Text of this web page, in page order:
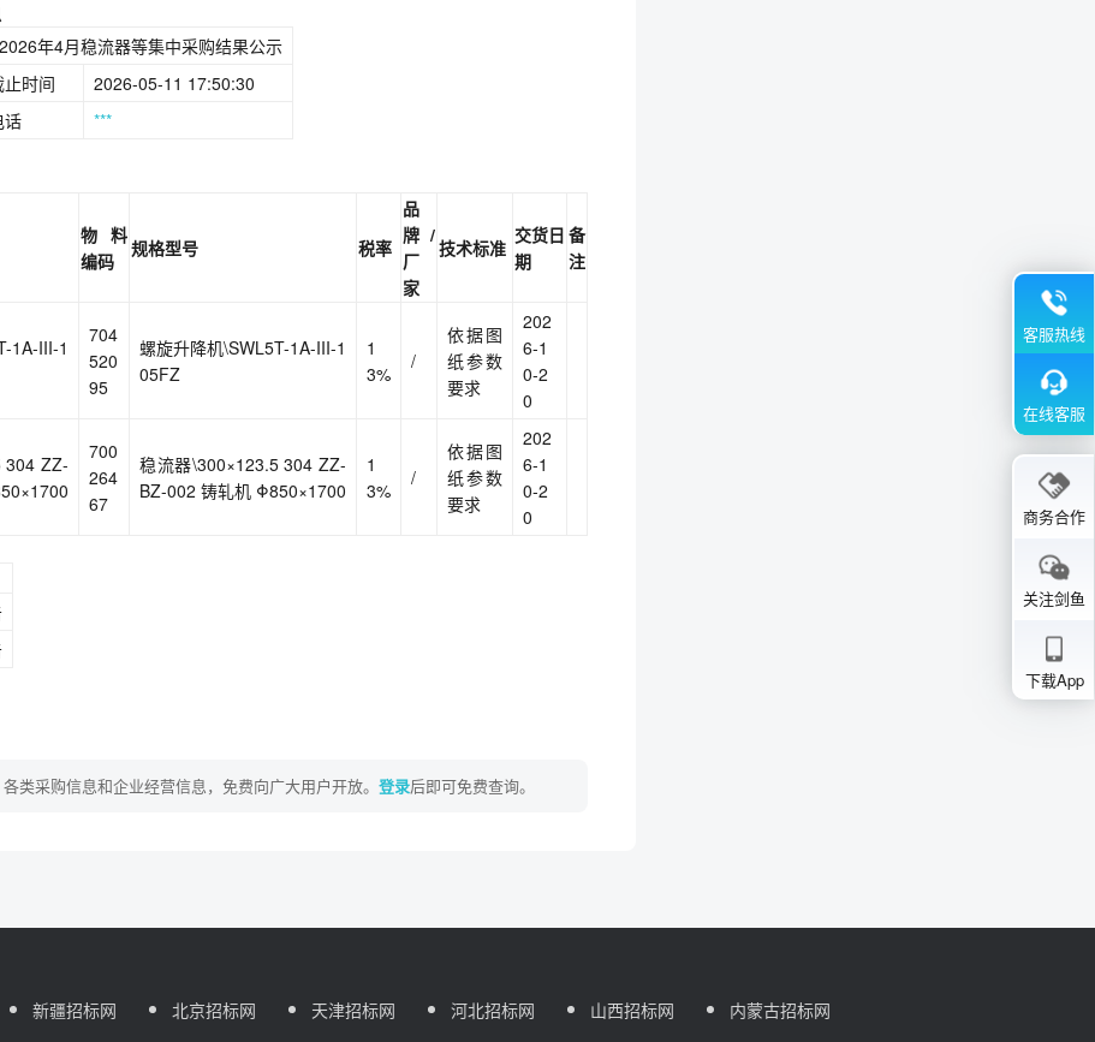
年4月稳流器等集中采购结果公示
时间
2026-05-11 17:50:30
话 ***
物料
编码
规格型号 税率
品
牌/
厂
家
技术标准
交货日
期
备
注
1A-III-1
704
520
95
螺旋升降机\SWL5T-1A-III-1
05FZ
1
3%
/
依据图
纸参数
要求
202
6-1
0-2
0
304 ZZ-
700
264
67
稳流器\300×123.5 304 ZZ-
BZ-002 铸轧机 Φ850×1700
1
3%
/
依据图
纸参数
要求
202
6-1
0-2
0
类采购信息和企业经营信息，免费向广大用户开放。 登录后即可免费查询。
客服热线
在线客服
商务合作
关注剑鱼
下载App
新疆招标网 北京招标网 天津招标网 河北招标网 山西招标网 内蒙古招标网